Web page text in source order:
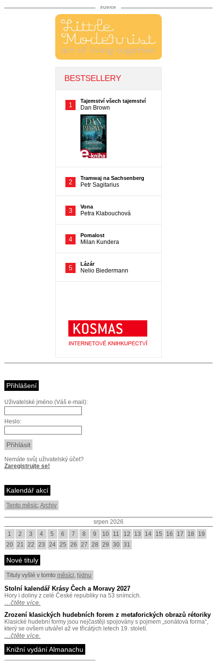
inzerce
Přihlášení
Uživatelské jméno (Váš e-mail):
Heslo:
Nemáte svůj uživatelský účet?
Zaregistrujte se!
Kalendář akcí
Tento měsíc,Archiv
srpen 2026
1
2 3 4 5 6 7 8 9 10 11 12 13 14 15 16 17 18
19
20 21 22 23 24 25 26 27 28 29 30 31
Nové tituly
Tituly vyšlé v tomto měsíci, týdnu
Stolní kalendář Krásy Čech a Moravy 2027
Hory i doliny z celé České republiky na 53 snímcích.
…čtěte více.
Zrození klasických hudebních forem z metaforických obrazů rétoriky
Klasické hudební formy jsou nejčastěji spojovány s pojmem „sonátová forma“,
který se ovšem utvářel až ve třicátých letech 19. století.
…čtěte více.
Knižní vydání Almanachu